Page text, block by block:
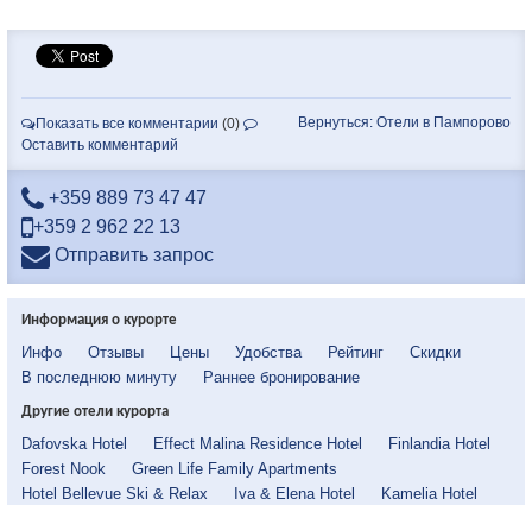
Вернуться: Отели в Пампорово
Показать все комментарии (0)
Оставить комментарий
+359 889 73 47 47
+359 2 962 22 13
Отправить запрос
Информация о курорте
Инфо Отзывы Цены Удобства Рейтинг
Скидки
В последнюю минуту
Раннее бронирование
Другие отели курорта
Dafovska Hotel Effect Malina Residence Hotel
Finlandia Hotel
Forest Nook
Green Life Family Apartments
Hotel Bellevue Ski & Relax
Iva & Elena Hotel
Kamelia Hotel